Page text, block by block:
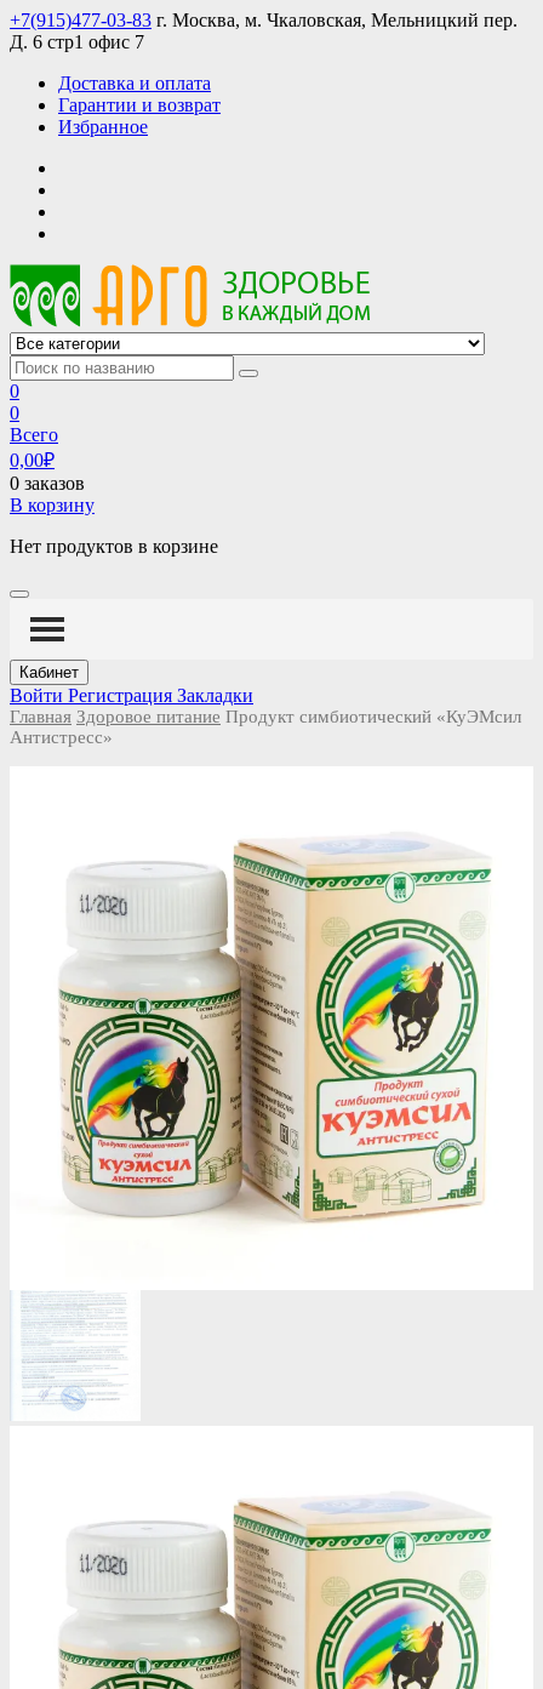
Skip
to
+7(915)477-03-83 г. Москва, м. Чкаловская, Мельницкий пер.
Д. 6 стр1 офис 7
Доставка и оплата
Гарантии и возврат
Избранное
АРГО интернет магазин, доставка в Москве и по всей России
АРГО каталог каталог продукции, официальные цены
0
0
Всего
0,00₽
0 заказов
В корзину
Нет продуктов в корзине
Кабинет
Войти Регистрация Закладки
Главная Здоровое питание Продукт симбиотический «КуЭМсил
Антистресс»